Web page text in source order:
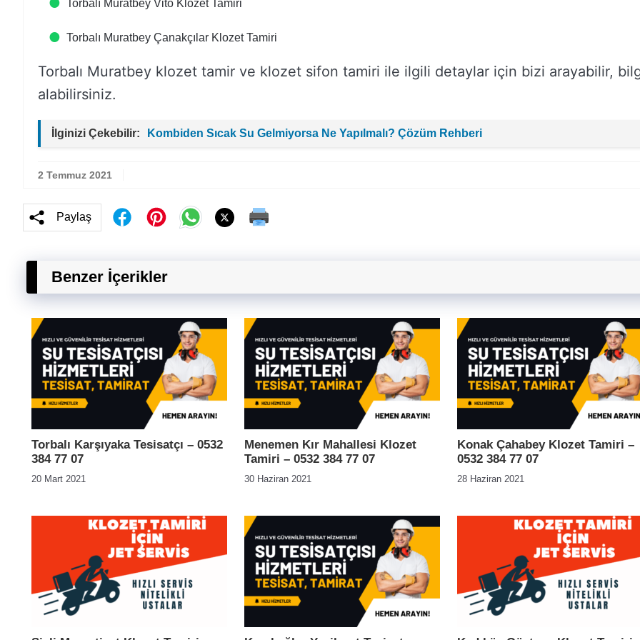
Torbalı Muratbey Vito Klozet Tamiri
Torbalı Muratbey Çanakçılar Klozet Tamiri
Torbalı Muratbey klozet tamir ve klozet sifon tamiri ile ilgili detaylar için bizi arayabilir,
alabilirsiniz.
İlginizi Çekebilir: Kombiden Sıcak Su Gelmiyorsa Ne Yapılmalı? Çözüm Rehberi
2 Temmuz 2021
Paylaş
Benzer İçerikler
Torbalı Karşıyaka Tesisatçı – 0532
384 77 07
20 Mart 2021
Menemen Kır Mahallesi Klozet
Tamiri – 0532 384 77 07
30 Haziran 2021
Konak Çahabey Klozet Tamiri –
0532 384 77 07
28 Haziran 2021